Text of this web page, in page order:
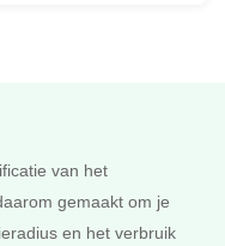
van het
gemaakt om je
en het verbruik